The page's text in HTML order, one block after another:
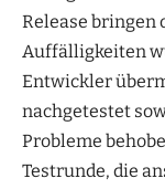
Release bringen
Auffälligkeiten
Entwickler
nachgetestet
Probleme
Testrunde, die